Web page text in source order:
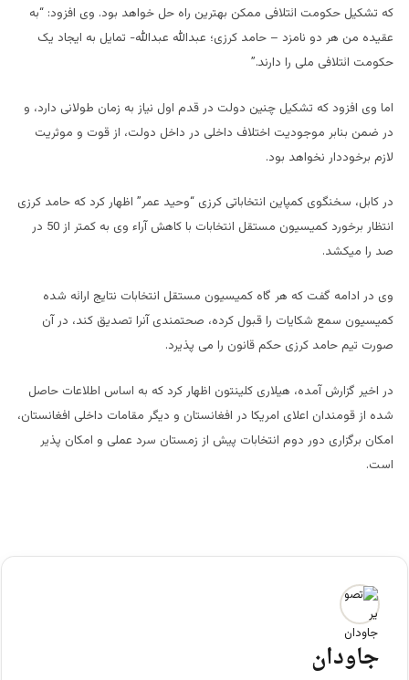
که تشکیل حکومت ائتلافی ممکن بهترین راه حل خواهد بود. وی افزود: “به
عقیده من هر دو نامزد – حامد کرزی؛ عبدالله عبدالله- تمایل به ایجاد یک
حکومت ائتلافی ملی را دارند.”
اما وی افزود که تشکیل چنین دولت در قدم اول نیاز به زمان طولانی دارد، و
در ضمن بنابر موجودیت اختلاف داخلی در داخل دولت، از قوت و موثریت
لازم برخوددار نخواهد بود.
در کابل، سخنگوی کمپاین انتخاباتی کرزی “وحید عمر” اظهار کرد که حامد کرزی
انتظار برخورد کمیسیون مستقل انتخابات با کاهش آراء وی به کمتر از 50 در
صد را میکشد.
وی در ادامه گفت که هر گاه کمیسیون مستقل انتخابات نتایج ارائه شده
کمیسیون سمع شکایات را قبول کرده، صحتمندی آنرا تصدیق کند، در آن
صورت تیم حامد کرزی حکم قانون را می پذیرد.
در اخیر گزارش آمده، هیلاری کلینتون اظهار کرد که به اساس اطلاعات حاصل
شده از قومندان اعلای امریکا در افغانستان و دیگر مقامات داخلی افغانستان،
امکان برگزاری دور دوم انتخابات پیش از زمستان سرد عملی و امکان پذیر
است.
جاودان